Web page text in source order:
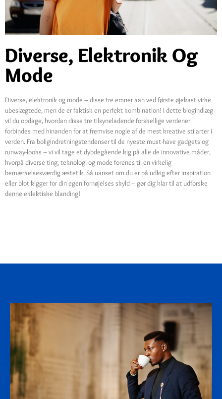
Diverse, Elektronik Og
Mode
Diverse, elektronik og mode – disse tre emner kan ved første øjekast virke
ubeslægtede, men de er faktisk en perfekt kombination! I dette blogindlæg
vil du opdage, hvordan disse tre tilsyneladende forskellige verdener
forbindes med hinanden for at fremvise nogle af de mest kreative stilarter i
verden. Fra boligindretningstendenser til de nyeste must-have gadgets og
runway-looks – vi vil tage et dybdegående kig på alle de innovative måder,
hvorpå diverse ting, teknologi og mode forenes til en virkelig
bemærkelsesværdig æstetik. Så uanset om du er på udkig efter inspiration
eller blot kigger for din egen fornøjelses skyld – gør dig klar til at udforske
denne eklektiske blanding!